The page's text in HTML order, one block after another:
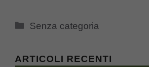
Categorie
Senza categoria
ARTICOLI RECENTI